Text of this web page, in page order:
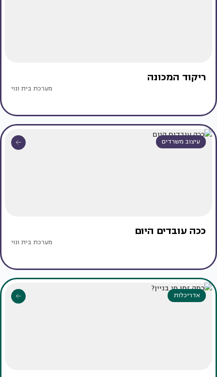
ריקוד המכונה
מערכת בית ונוי
עיצוב משרדים
ככה עובדים היום
מערכת בית ונוי
אדריכלות